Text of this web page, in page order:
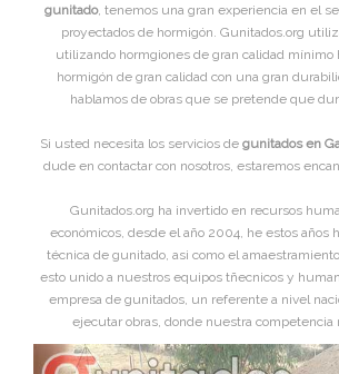
gunitado, tenemos una gran experiencia en el
proyectados de hormigón. Gunitados.org
utilizando hormgiones de gran calidad mínimo
hormigón de gran calidad con una gran
hablamos de obras que se pretende que
Si usted necesita los servicios de gunitados en
dude en contactar con nosotros, estaremos
Gunitados.org ha invertido en recursos
económicos, desde el año 2004, he estos años
técnica de gunitado, asi como el
esto unido a nuestros equipos tñecnicos y
empresa de gunitados, un referente a nivel
ejecutar obras, donde nuestra competencia